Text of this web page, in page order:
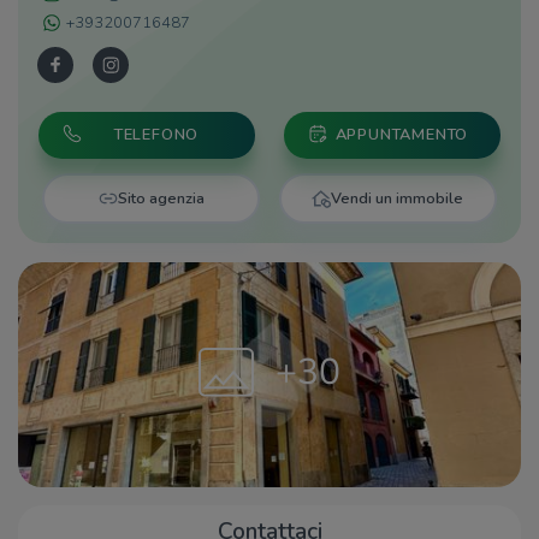
+393200716487
TELEFONO APPUNTAMENTO
Sito agenzia Vendi un immobile
+30
Contattaci